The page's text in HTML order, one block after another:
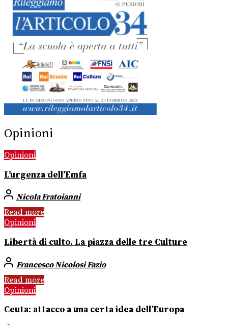
Opinioni
Opinioni
L’urgenza dell’Emfa
Nicola Fratoianni
Read more
Opinioni
Libertà di culto. La piazza delle tre Culture
Francesco Nicolosi Fazio
Read more
Opinioni
Ceuta: attacco a una certa idea dell’Europa